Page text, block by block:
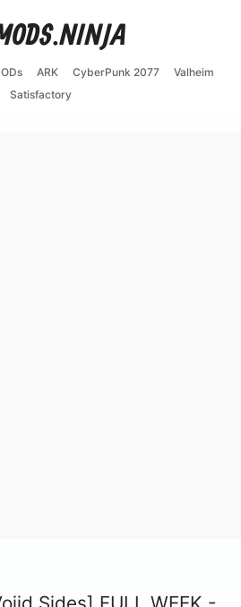
ARK CyberPunk 2077
Valheim
Satisfactory